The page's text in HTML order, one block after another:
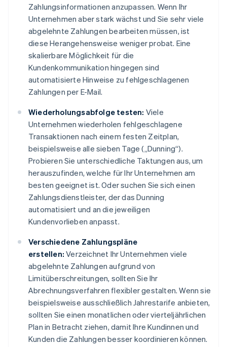
Zahlungsinformationen anzupassen. Wenn Ihr
Unternehmen aber stark wächst und Sie sehr viele
abgelehnte Zahlungen bearbeiten müssen, ist
diese Herangehensweise weniger probat. Eine
skalierbare Möglichkeit für die
Kundenkommunikation hingegen sind
automatisierte Hinweise zu fehlgeschlagenen
Zahlungen per E-Mail.
Wiederholungsabfolge testen: Viele
Unternehmen wiederholen fehlgeschlagene
Transaktionen nach einem festen Zeitplan,
beispielsweise alle sieben Tage („Dunning“).
Probieren Sie unterschiedliche Taktungen aus, um
herauszufinden, welche für Ihr Unternehmen am
besten geeignet ist. Oder suchen Sie sich einen
Zahlungsdienstleister, der das Dunning
automatisiert und an die jeweiligen
Kundenvorlieben anpasst.
Verschiedene Zahlungspläne
erstellen: Verzeichnet Ihr Unternehmen viele
abgelehnte Zahlungen aufgrund von
Limitüberschreitungen, sollten Sie Ihr
Abrechnungsverfahren flexibler gestalten. Wenn sie
beispielsweise ausschließlich Jahrestarife anbieten,
sollten Sie einen monatlichen oder vierteljährlichen
Plan in Betracht ziehen, damit Ihre Kundinnen und
Kunden die Zahlungen besser koordinieren können.